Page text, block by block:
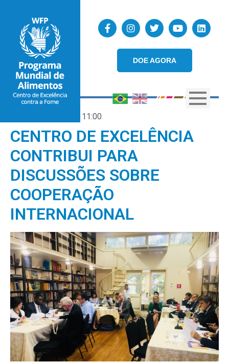
DOE AGORA
11:00
CENTRO DE EXCELÊNCIA
CONTRIBUI PARA
DISCUSSÕES SOBRE
COOPERAÇÃO
INTERNACIONAL